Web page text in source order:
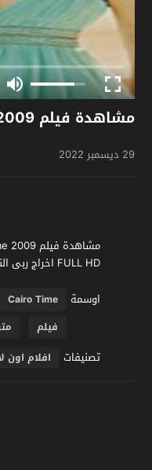
مشاهدة فيلم Cairo Time 2009 مترجم
29 ديسمبر 2022
FULL HD اخراج ربى الندى فقط وحصرياً على موقع فشار الجديد
اوسمة
Cairo Time
فيلم
تصنيفات افلام اون